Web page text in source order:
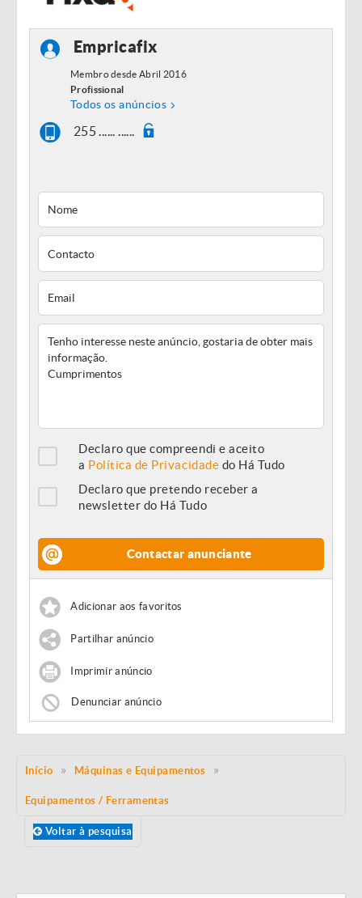
Empricafix
Membro desde Abril 2016
Profissional
Todos os anúncios
255 ...... ......
Declaro que compreendi e aceito
a Política de Privacidade do Há Tudo
Declaro que pretendo receber a
newsletter do Há Tudo
Contactar anunciante
Adicionar aos favoritos
Partilhar anúncio
Imprimir anúncio
Denunciar anúncio
Início Máquinas e Equipamentos
Equipamentos / Ferramentas
Voltar à pesquisa